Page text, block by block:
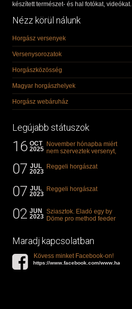
készített természet- és hal fotókat, videókat.
Nézz körül nálunk
Horgász versenyek
Versenysorozatok
Horgászközösség
Magyar horgászhelyek
Horgász webáruház
Legújabb státuszok
16 OCT
2025
November hónapba miért
nem szerveztek versenyt,
"kárászos"...
07 JUL
2023
Reggeli horgászat
07 JUL
2023
Reggeli horgászat
02 JUN
2023
Sziasztok. Eladó egy by
Döme pro method feeder
Maradj kapcsolatban
Kövess minket Facebook-on!
https://www.facebook.com/www.halat.hu